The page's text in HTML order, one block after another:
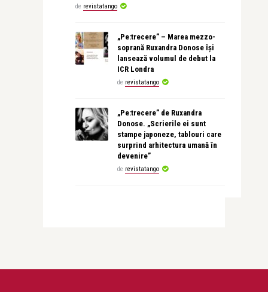
de revistatango
„Pe:trecere” – Marea mezzo-
soprană Ruxandra Donose își
lansează volumul de debut la
ICR Londra
de revistatango
„Pe:trecere” de Ruxandra
Donose. „Scrierile ei sunt
stampe japoneze, tablouri care
surprind arhitectura umană în
devenire”
de revistatango